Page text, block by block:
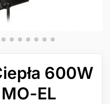
600W
EL